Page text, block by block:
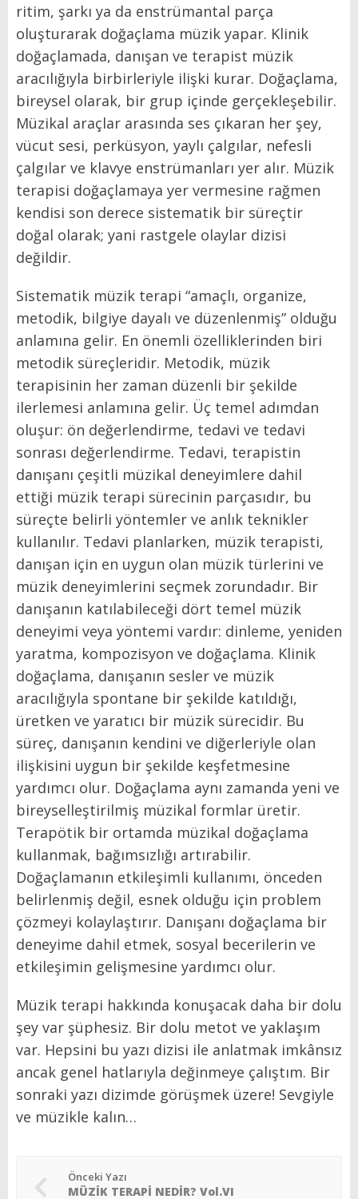
ritim, şarkı ya da enstrümantal parça
oluşturarak doğaçlama müzik yapar. Klinik
doğaçlamada, danışan ve terapist müzik
aracılığıyla birbirleriyle ilişki kurar. Doğaçlama,
bireysel olarak, bir grup içinde gerçekleşebilir.
Müzikal araçlar arasında ses çıkaran her şey,
vücut sesi, perküsyon, yaylı çalgılar, nefesli
çalgılar ve klavye enstrümanları yer alır. Müzik
terapisi doğaçlamaya yer vermesine rağmen
kendisi son derece sistematik bir süreçtir
doğal olarak; yani rastgele olaylar dizisi
değildir.
Sistematik müzik terapi “amaçlı, organize,
metodik, bilgiye dayalı ve düzenlenmiş” olduğu
anlamına gelir. En önemli özelliklerinden biri
metodik süreçleridir. Metodik, müzik
terapisinin her zaman düzenli bir şekilde
ilerlemesi anlamına gelir. Üç temel adımdan
oluşur: ön değerlendirme, tedavi ve tedavi
sonrası değerlendirme. Tedavi, terapistin
danışanı çeşitli müzikal deneyimlere dahil
ettiği müzik terapi sürecinin parçasıdır, bu
süreçte belirli yöntemler ve anlık teknikler
kullanılır. Tedavi planlarken, müzik terapisti,
danışan için en uygun olan müzik türlerini ve
müzik deneyimlerini seçmek zorundadır. Bir
danışanın katılabileceği dört temel müzik
deneyimi veya yöntemi vardır: dinleme, yeniden
yaratma, kompozisyon ve doğaçlama. Klinik
doğaçlama, danışanın sesler ve müzik
aracılığıyla spontane bir şekilde katıldığı,
üretken ve yaratıcı bir müzik sürecidir. Bu
süreç, danışanın kendini ve diğerleriyle olan
ilişkisini uygun bir şekilde keşfetmesine
yardımcı olur. Doğaçlama aynı zamanda yeni ve
bireyselleştirilmiş müzikal formlar üretir.
Terapötik bir ortamda müzikal doğaçlama
kullanmak, bağımsızlığı artırabilir.
Doğaçlamanın etkileşimli kullanımı, önceden
belirlenmiş değil, esnek olduğu için problem
çözmeyi kolaylaştırır. Danışanı doğaçlama bir
deneyime dahil etmek, sosyal becerilerin ve
etkileşimin gelişmesine yardımcı olur.
Müzik terapi hakkında konuşacak daha bir dolu
şey var şüphesiz. Bir dolu metot ve yaklaşım
var. Hepsini bu yazı dizisi ile anlatmak imkânsız
ancak genel hatlarıyla değinmeye çalıştım. Bir
sonraki yazı dizimde görüşmek üzere! Sevgiyle
ve müzikle kalın…
Önceki Yazı
MÜZİK TERAPİ NEDİR? Vol.VI